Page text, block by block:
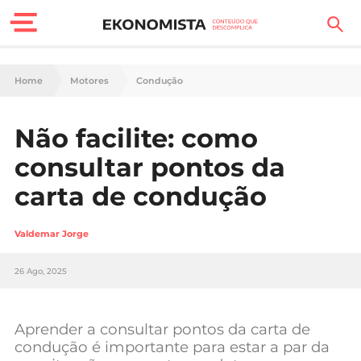
Finanças Pessoais
Carreira
Casa
Lifestyle
Sociedade
Negócios
Home Motores Condução
Não facilite: como
consultar pontos da
carta de condução
Valdemar Jorge
26 Ago, 2025
Aprender a consultar pontos da carta de
condução é importante para estar a par da